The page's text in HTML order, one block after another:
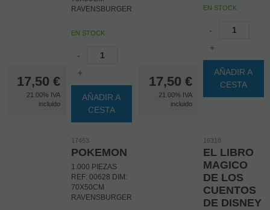
17,50 €
21.00% IVA
incluido
RAVENSBURGER
EN STOCK
-
+
AÑADIR A
CESTA
17,50 €
21.00% IVA
incluido
EN STOCK
-
+
AÑADIR A
CESTA
17453
POKEMON
1.000 PIEZAS
REF: 00628 DIM:
70X50CM
RAVENSBURGER
16318
EL LIBRO
MAGICO
DE LOS
CUENTOS
DE DISNEY